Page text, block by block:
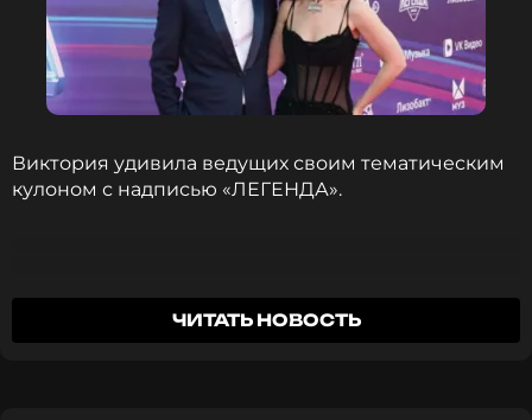
Читайте нас в МАКСе, чтобы
оставаться в курсе событий
ПОДПИСАТЬСЯ
Виктория удивила ведущих своим тематическим
кулоном с надписью «ЛЕГЕНДА».
Я не знала, чем дополнить свой образ
и подумала, что «ЛЕГЕНДА» мне сегодня
ЧИТАТЬ НОВОСТЬ